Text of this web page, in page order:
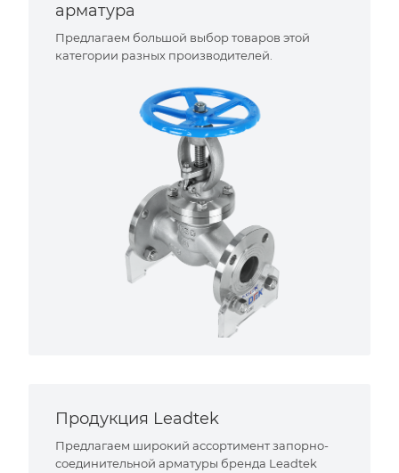
арматура
Предлагаем большой выбор товаров этой
категории разных производителей.
Продукция Leadtek
Предлагаем широкий ассортимент запорно-
соединительной арматуры бренда Leadtek